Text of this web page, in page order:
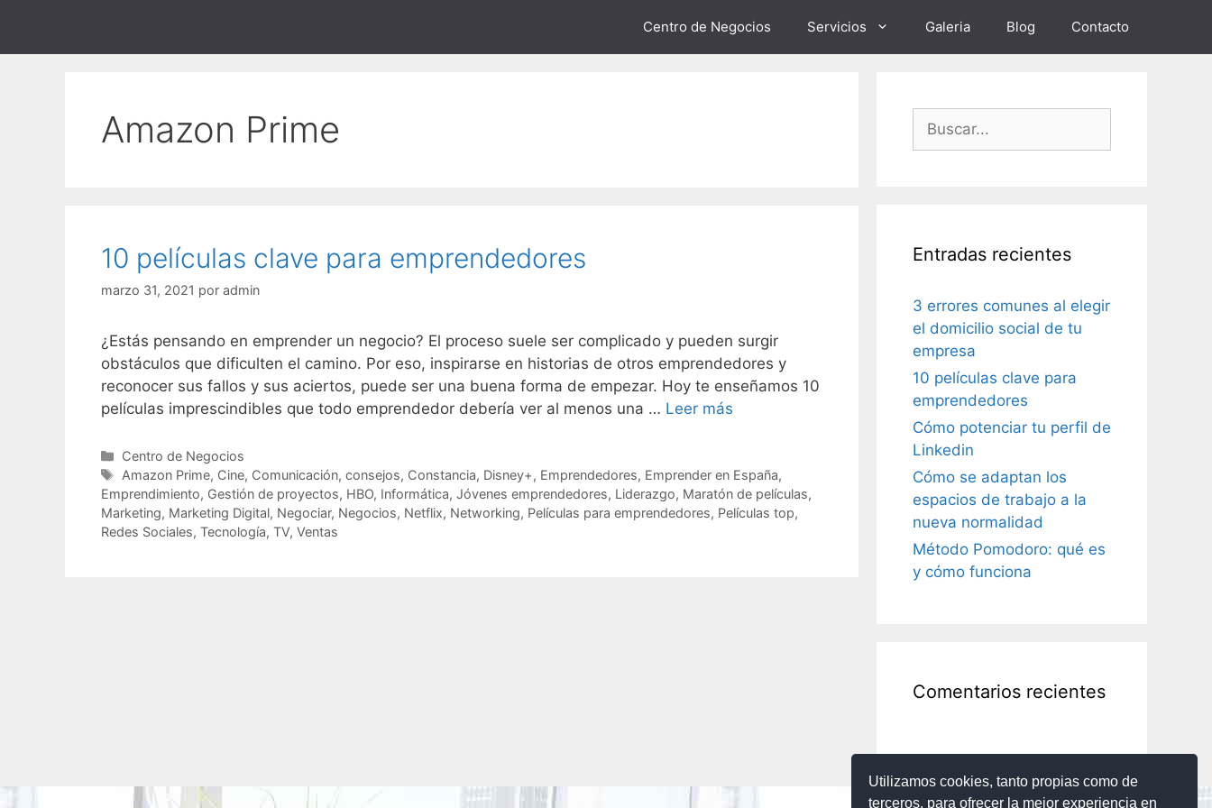
Utilizamos cookies, tanto propias como de
terceros, para ofrecer la mejor experiencia en
contenido
Centro de Negocios Servicios Galeria Blog Contacto
Amazon Prime
10 películas clave para emprendedores
marzo 31, 2021 por admin
¿Estás pensando en emprender un negocio? El proceso suele ser complicado y pueden surgir
obstáculos que dificulten el camino. Por eso, inspirarse en historias de otros emprendedores y
reconocer sus fallos y sus aciertos, puede ser una buena forma de empezar. Hoy te enseñamos 10
películas imprescindibles que todo emprendedor debería ver al menos una … Leer más
Categorías
Centro de Negocios
Etiquetas
Amazon Prime, Cine, Comunicación,consejos, Constancia, Disney+, Emprendedores, Emprender en España,
Emprendimiento, Gestión de proyectos, HBO, Informática, Jóvenes emprendedores, Liderazgo, Maratón de películas,
Marketing, Marketing Digital, Negociar, Negocios, Netflix, Networking, Películas para emprendedores, Películas top,
Redes Sociales, Tecnología, TV, Ventas
Buscar:
Entradas recientes
3 errores comunes al elegir
el domicilio social de tu
empresa
10 películas clave para
emprendedores
Cómo potenciar tu perfil de
Linkedin
Cómo se adaptan los
espacios de trabajo a la
nueva normalidad
Método Pomodoro: qué es
y cómo funciona
Comentarios recientes